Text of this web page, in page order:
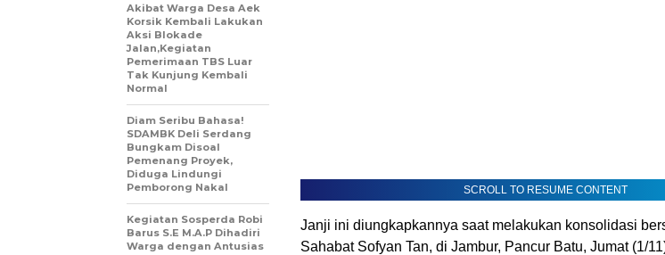
SCROLL TO RESUME CONTENT
Janji ini diungkapkannya saat melakukan konsolidasi
Sahabat Sofyan Tan, di Jambur, Pancur Batu, Jumat (1/
Akibat Warga Desa Aek
Korsik Kembali Lakukan
Aksi Blokade
Jalan,Kegiatan
Pemerimaan TBS Luar
Tak Kunjung Kembali
Normal
Diam Seribu Bahasa!
SDAMBK Deli Serdang
Bungkam Disoal
Pemenang Proyek,
Diduga Lindungi
Pemborong Nakal
Kegiatan Sosperda Robi
Barus S.E M.A.P Dihadiri
Warga dengan Antusias